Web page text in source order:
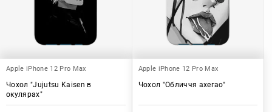
Apple iPhone 12 Pro Max
Чохол "Jujutsu Kaisen в
окулярах"
Apple iPhone 12 Pro Max
Чохол "Обличчя ахегао"